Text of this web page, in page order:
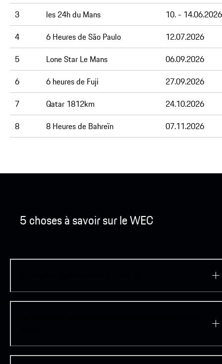
3
les 24h du Mans
10. - 14.06.2026
4
6 Heures de São Paulo
12.07.2026
5
Lone Star Le Mans
06.09.2026
6
6 heures de Fuji
27.09.2026
7
Qatar 1812km
24.10.2026
8
8 Heures de Bahreïn 07.11.2026
5 choses à savoir sur le WEC